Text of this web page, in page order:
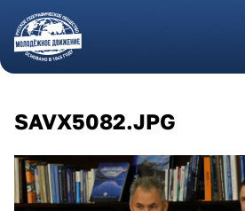
Перейти к основному содержанию
SAVX5082.JPG